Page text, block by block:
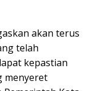
akan terus
telah
kepastian
menyeret